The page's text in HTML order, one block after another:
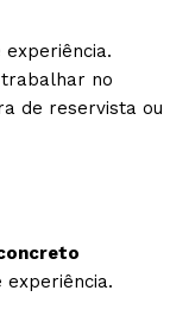
experiência.
no
de reservista ou
experiência.